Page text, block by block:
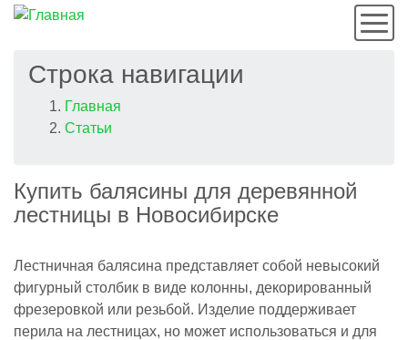
Строка навигации
Главная
Статьи
Купить балясины для деревянной
лестницы в Новосибирске
Лестничная балясина представляет собой невысокий
фигурный столбик в виде колонны, декорированный
фрезеровкой или резьбой. Изделие поддерживает
перила на лестницах, но может использоваться и для